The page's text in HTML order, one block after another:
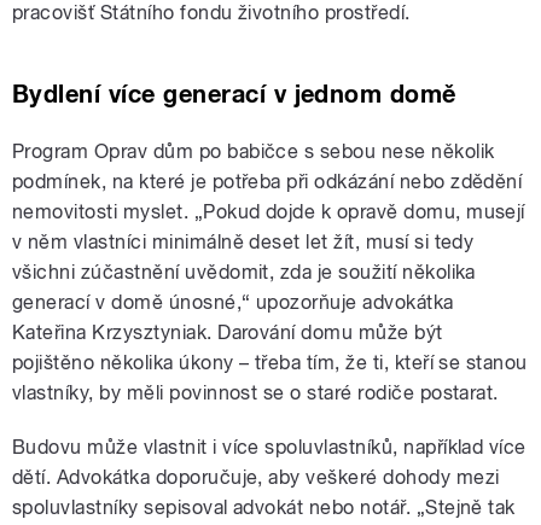
pracovišť Státního fondu životního prostředí.
Bydlení více generací v jednom domě
Program Oprav dům po babičce s sebou nese několik
podmínek, na které je potřeba při odkázání nebo zdědění
nemovitosti myslet. „Pokud dojde k opravě domu, musejí
v něm vlastníci minimálně deset let žít, musí si tedy
všichni zúčastnění uvědomit, zda je soužití několika
generací v domě únosné,“ upozorňuje advokátka
Kateřina Krzysztyniak. Darování domu může být
pojištěno několika úkony – třeba tím, že ti, kteří se stanou
vlastníky, by měli povinnost se o staré rodiče postarat.
Budovu může vlastnit i více spoluvlastníků, například více
dětí. Advokátka doporučuje, aby veškeré dohody mezi
spoluvlastníky sepisoval advokát nebo notář. „Stejně tak